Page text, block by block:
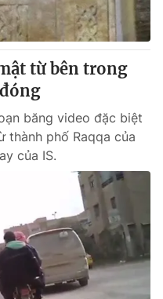
từ bên trong
băng video đặc biệt
thành phố Raqqa của
của IS.